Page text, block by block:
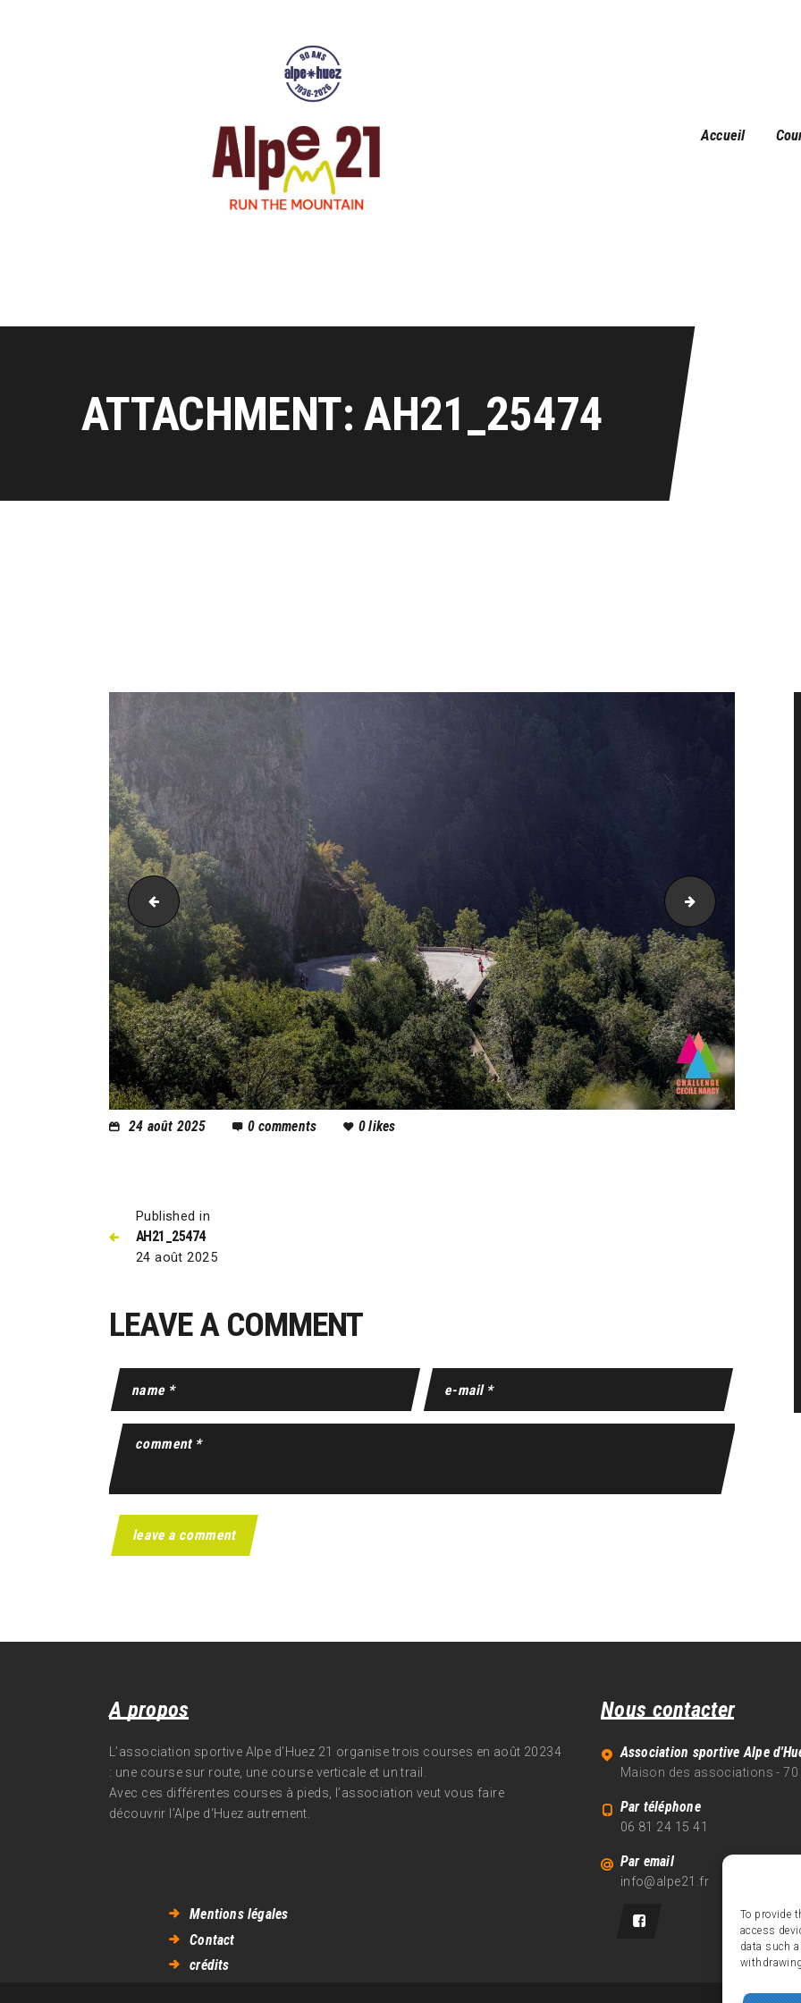
To provide
access
data such
Accueil
ATTACHMENT: AH21_25474
AH21_25460 AH21_25477
24 août 2025 0 comments 0likes
Published in
AH21_25474
24 août 2025
LEAVE A COMMENT
A propos
L’association sportive Alpe d’Huez 21 organise trois courses en août 20234
: une course sur route, une course verticale et un trail.
Avec ces différentes courses à pieds, l’association veut vous faire
découvrir l’Alpe d‘Huez autrement.
Nous contacter
Association sportive Alpe
Maison des associations - 70
Par téléphone
06 81 24 15 41
Par email
info@alpe21.fr
Mentions légales
Contact
crédits